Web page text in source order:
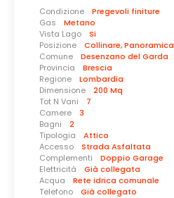
Condizione
Pregevoli finiture
Gas
Metano
Vista Lago
Si
Posizione
Collinare, Panoramica
Comune
Desenzano del Garda
Provincia
Brescia
Regione
Lombardia
Dimensione
200 Mq
Tot N Vani
7
Camere
3
Bagni
2
Tipologia
Attico
Accesso
Strada Asfaltata
Complementi
Doppio Garage
Elettricità
Già collegata
Acqua
Rete idrica comunale
Telefono
Già collegato